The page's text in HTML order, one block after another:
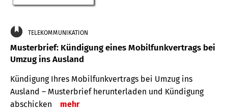
TELEKOMMUNIKATION
Musterbrief: Kündigung eines Mobilfunkvertrags bei
Umzug ins Ausland
Kündigung Ihres Mobilfunkvertrags bei Umzug ins
Ausland – Musterbrief herunterladen und Kündigung
abschicken
mehr